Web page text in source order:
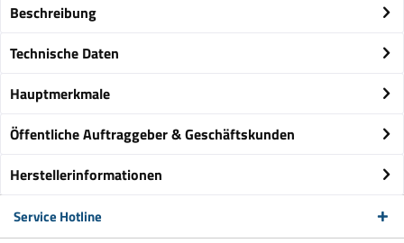
Beschreibung
Technische Daten
Hauptmerkmale
Öffentliche Auftraggeber & Geschäftskunden
Herstellerinformationen
Service Hotline